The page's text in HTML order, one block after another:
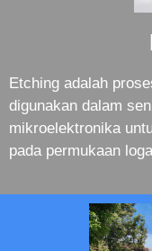
Etching adalah
digunakan dalam
mikroelektronika
pada permukaan